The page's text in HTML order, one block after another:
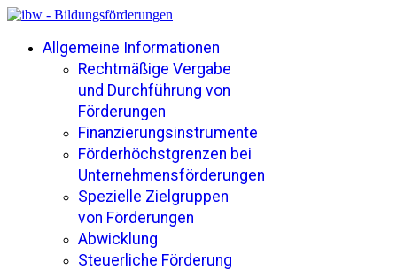
Allgemeine Informationen
Rechtmäßige Vergabe
und Durchführung von
Förderungen
Finanzierungsinstrumente
Förderhöchstgrenzen bei
Unternehmensförderungen
Spezielle Zielgruppen
von Förderungen
Abwicklung
Steuerliche Förderung